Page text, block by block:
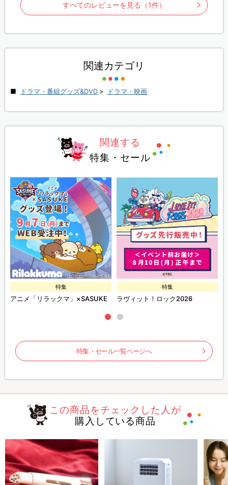
すべてのレビューを見る（1件）
関連カテゴリ
ドラマ・番組グッズ&DVD > ドラマ・映画
関連する
特集・セール
特集
アニメ「リラックマ」×SASUKE
特集
ラヴィット！ロック2026
特集・セール一覧ページへ
この商品をチェックした人が
購入している商品